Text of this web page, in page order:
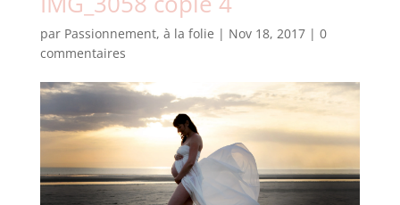
par Passionnement, à la folie | Nov 18, 2017| 0
commentaires